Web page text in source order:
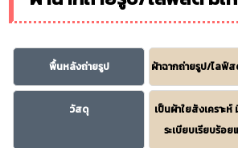
พื้นหลังถ่ายรูป ผ้าฉากถ่ายรูป/ไลฟ์
วัสดุ
เป็นผ้าใยสังเคราะ
ระเบียบเรียบร้อ